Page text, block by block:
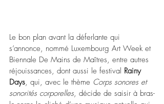
Le bon plan avant la déferlante qui
s’annonce, nommé Luxembourg Art Week et
Biennale De Mains de Maîtres, entre autres
réjouissances, dont aussi le festival Rainy
Days, qui, avec le thème Corps sonores et
sonorités corporelles, décide de saisir à bras-